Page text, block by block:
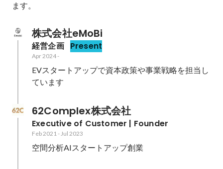
ます。
株式会社eMoBi
経営企画 Present
Apr 2024-
EVスタートアップで資本政策や事業戦略を担当し
ています
62Complex株式会社
Executive of Customer | Founder
Feb 2021-Jul 2023
空間分析AIスタートアップ創業